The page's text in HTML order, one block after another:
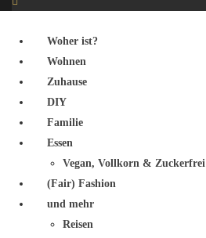
Woher ist?
Wohnen
Zuhause
DIY
Familie
Essen
Vegan, Vollkorn & Zuckerfrei
(Fair) Fashion
und mehr
Reisen